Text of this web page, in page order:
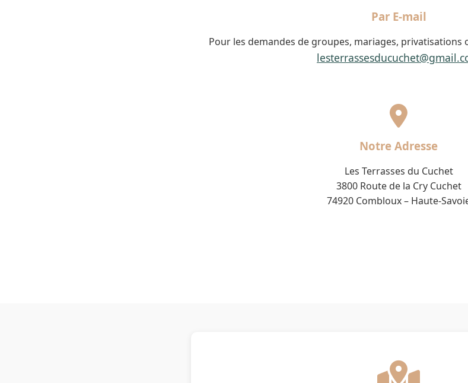
Par E-mail
Pour les demandes de groupes, mariages,
Notre Adresse
Les Terrasses du Cuchet
3800 Route de la Cry Cuchet
74920 Combloux – Haute-